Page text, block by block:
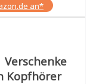
an*
Kopfhörer